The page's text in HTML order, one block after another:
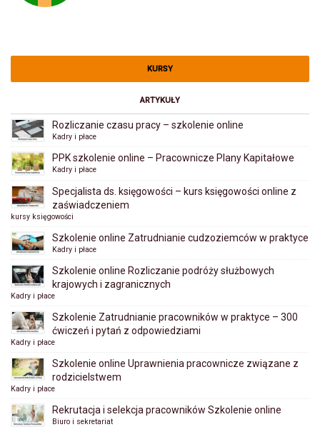
KURSY
ARTYKUŁY
Rozliczanie czasu pracy – szkolenie online
Kadry i płace
PPK szkolenie online – Pracownicze Plany Kapitałowe
Kadry i płace
Specjalista ds. księgowości – kurs księgowości online z
zaświadczeniem
kursy księgowości
Szkolenie online Zatrudnianie cudzoziemców w praktyce
Kadry i płace
Szkolenie online Rozliczanie podróży służbowych
krajowych i zagranicznych
Kadry i płace
Szkolenie Zatrudnianie pracowników w praktyce – 300
ćwiczeń i pytań z odpowiedziami
Kadry i płace
Szkolenie online Uprawnienia pracownicze związane z
rodzicielstwem
Kadry i płace
Rekrutacja i selekcja pracowników Szkolenie online
Biuro i sekretariat